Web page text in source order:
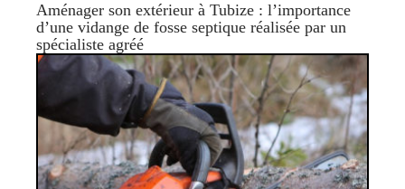
Aménager son extérieur à Tubize : l’importance
d’une vidange de fosse septique réalisée par un
spécialiste agréé